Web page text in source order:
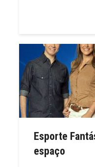
Esporte
espaço